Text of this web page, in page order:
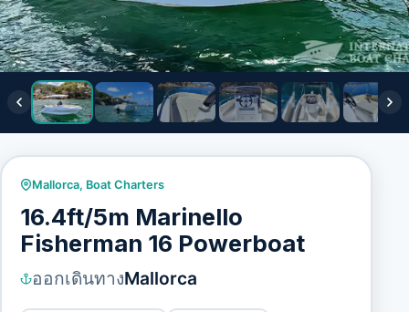
Mallorca, Boat Charters
16.4ft/5m Marinello
Fisherman 16 Powerboat
ออกเดินทางMallorca